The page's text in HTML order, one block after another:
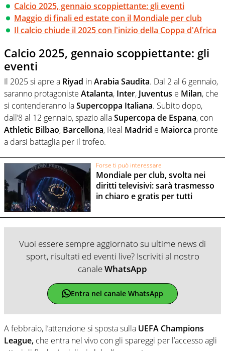
Calcio 2025, gennaio scoppiettante: gli eventi
Maggio di finali ed estate con il Mondiale per club
Il calcio chiude il 2025 con l'inizio della Coppa d'Africa
Calcio 2025, gennaio scoppiettante: gli
eventi
Il 2025 si apre a Riyad inArabia Saudita. Dal 2 al 6 gennaio,
saranno protagoniste Atalanta, Inter, Juventus e Milan, che
si contenderanno laSupercoppa Italiana. Subito dopo,
dall’8 al 12 gennaio, spazio allaSupercopa de Espana, con
Athletic Bilbao, Barcellona, Real Madrid e Maiorca pronte
a darsi battaglia per il trofeo.
Forse ti può interessare
Mondiale per club, svolta nei
diritti televisivi: sarà trasmesso
in chiaro e gratis per tutti
Vuoi essere sempre aggiornato su ultime news di
sport, risultati ed eventi live? Iscriviti al nostro
canaleWhatsApp
Entra nel canale WhatsApp
A febbraio, l’attenzione si sposta sulla UEFA Champions
League, che entra nel vivo con gli spareggi per l’accesso agli